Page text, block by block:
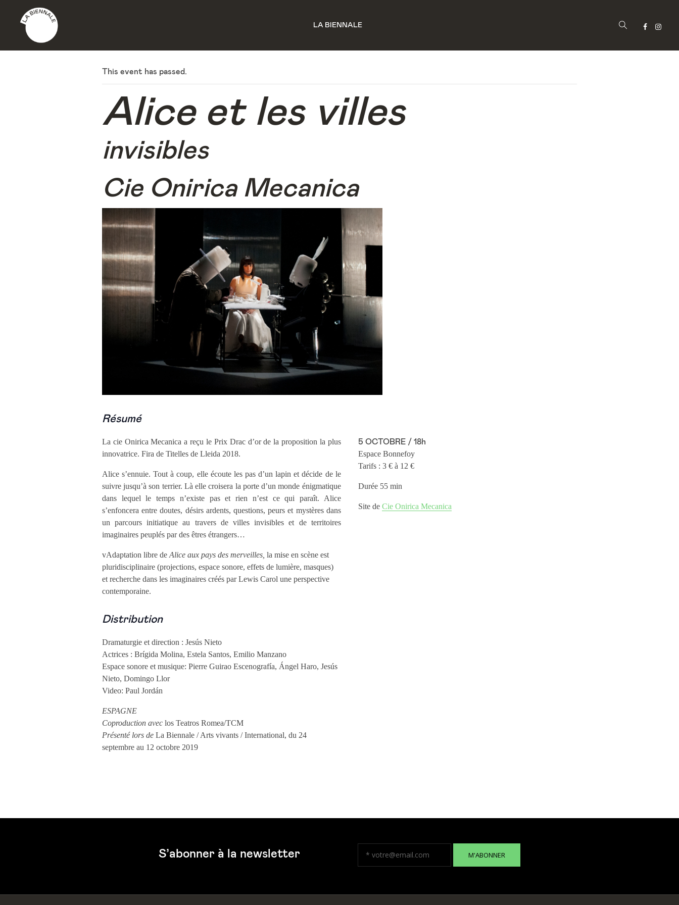
LA BIENNALE
This event has passed.
Alice et les villes
invisibles
Cie Onirica Mecanica
Résumé
La cie Onirica Mecanica a reçu le Prix Drac d’or de la proposition la plus
innovatrice. Fira de Titelles de Lleida 2018.
Alice s’ennuie. Tout à coup, elle écoute les pas d’un lapin et décide de le
suivre jusqu’à son terrier. Là elle croisera la porte d’un monde énigmatique
dans lequel le temps n’existe pas et rien n’est ce qui paraît. Alice
s’enfoncera entre doutes, désirs ardents, questions, peurs et mystères dans
un parcours initiatique au travers de villes invisibles et de territoires
imaginaires peuplés par des êtres étrangers…
vAdaptation libre de Alice aux pays des merveilles, la mise en scène est
pluridisciplinaire (projections, espace sonore, effets de lumière, masques)
et recherche dans les imaginaires créés par Lewis Carol une perspective
contemporaine.
5 OCTOBRE / 18h
Espace Bonnefoy
Tarifs : 3 € à 12 €
Durée 55 min
Site deCie Onirica Mecanica
Distribution
Dramaturgie et direction : Jesús Nieto
Actrices : Brígida Molina, Estela Santos, Emilio Manzano
Espace sonore et musique: Pierre Guirao Escenografía, Ángel Haro, Jesús
Nieto, Domingo Llor
Video: Paul Jordán
ESPAGNE
Coproduction avec los Teatros Romea/TCM
Présenté lors de La Biennale / Arts vivants / International, du 24
septembre au 12 octobre 2019
S’abonner à la newsletter